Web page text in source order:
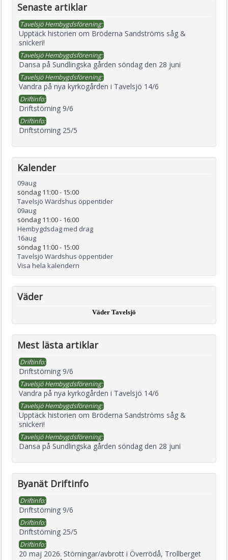
Senaste artiklar
Tavelsjö Hembygdsförening:
Upptäck historien om Bröderna Sandströms såg &
snickeri!
Tavelsjö Hembygdsförening:
Dansa på Sundlingska gården söndag den 28 juni
Tavelsjö Hembygdsförening:
Vandra på nya kyrkogården i Tavelsjö 14/6
Driftinfo:
Driftstörning 9/6
Driftinfo:
Driftstörning 25/5
Kalender
09aug
söndag 11:00- 15:00
Tavelsjö Wärdshus öppentider
09aug
söndag 11:00- 16:00
Hembygdsdag med drag
16aug
söndag 11:00- 15:00
Tavelsjö Wärdshus öppentider
Visa hela kalendern
Väder
Väder Tavelsjö
Mest lästa artiklar
Driftinfo:
Driftstörning 9/6
Tavelsjö Hembygdsförening:
Vandra på nya kyrkogården i Tavelsjö 14/6
Tavelsjö Hembygdsförening:
Upptäck historien om Bröderna Sandströms såg &
snickeri!
Tavelsjö Hembygdsförening:
Dansa på Sundlingska gården söndag den 28 juni
Byanät Driftinfo
Driftinfo:
Driftstörning 9/6
Driftinfo:
Driftstörning 25/5
Driftinfo:
20 maj 2026. Störningar/avbrott i Överrödå, Trollberget